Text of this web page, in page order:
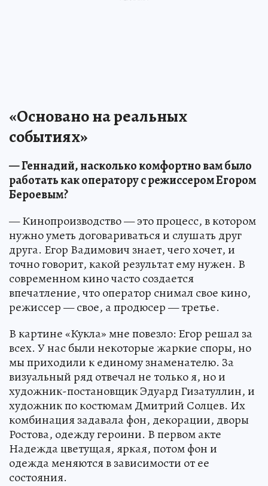
«Основано на реальных
событиях»
— Геннадий, насколько комфортно вам было
работать как оператору с режиссером Егором
Бероевым?
— Кинопроизводство — это процесс, в котором
нужно уметь договариваться и слушать друг
друга. Егор Вадимович знает, чего хочет, и
точно говорит, какой результат ему нужен. В
современном кино часто создается
впечатление, что оператор снимал свое кино,
режиссер — свое, а продюсер — третье.
В картине «Кукла» мне повезло: Егор решал за
всех. У нас были некоторые жаркие споры, но
мы приходили к единому знаменателю. За
визуальный ряд отвечал не только я, но и
художник-постановщик Эдуард Гизатуллин, и
художник по костюмам Дмитрий Солцев. Их
комбинация задавала фон, декорации, дворы
Ростова, одежду героини. В первом акте
Надежда цветущая, яркая, потом фон и
одежда меняются в зависимости от ее
состояния.